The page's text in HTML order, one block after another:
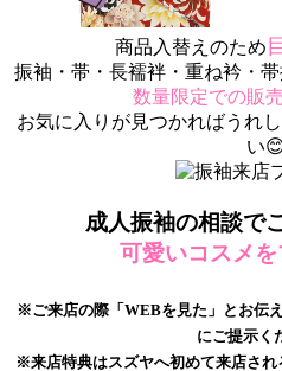
商品入替えのため
振袖・帯・長襦袢・重ね衿・
数量限定での販売
お気に入りが見つかればうれ
い
成人振袖の相談で
可愛いコスメを
※ご来店の際「WEBを見た」とお伝
にご提示く
※来店特典はスズヤへ初めて来店さ